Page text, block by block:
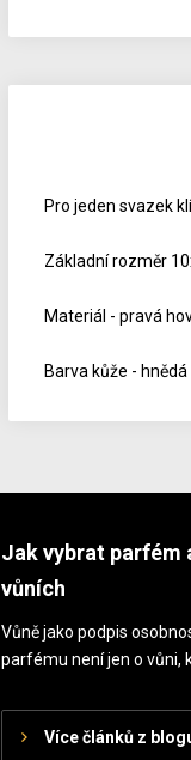
Pro jeden svazek
Základní rozměr
Materiál - pravá
Barva kůže -
Jak vybrat parfém
vůních
Vůně jako podpis
parfému není jen o vůni,
Více článků z